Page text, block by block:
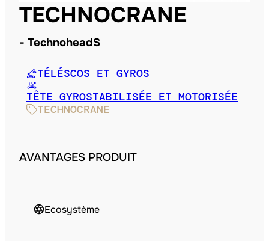
TECHNOCRANE
TechnoheadS
TÉLÉSCOS ET GYROS
TÊTE GYROSTABILISÉE ET MOTORISÉE
TECHNOCRANE
AVANTAGES PRODUIT
Ecosystème